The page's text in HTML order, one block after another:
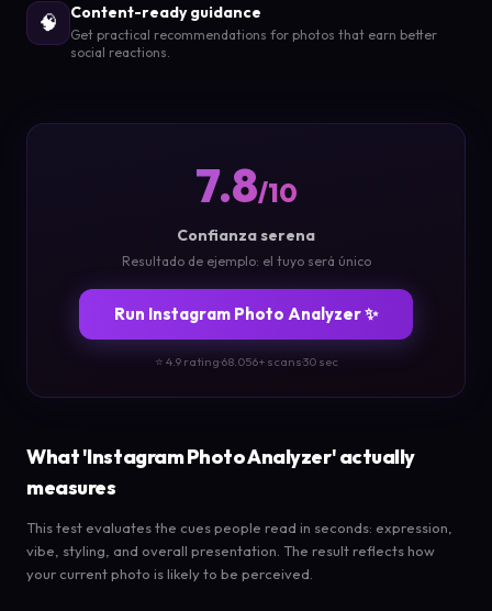
🧠 Content-ready guidance
Get practical recommendations for photos that earn better
social reactions.
7.8/10
Confianza serena
Resultado de ejemplo: el tuyo será único
Run Instagram Photo Analyzer ✨
⭐ 4.9 rating·68.056+ scans·30 sec
What 'Instagram Photo Analyzer' actually
measures
This test evaluates the cues people read in seconds: expression,
vibe, styling, and overall presentation. The result reflects how
your current photo is likely to be perceived.